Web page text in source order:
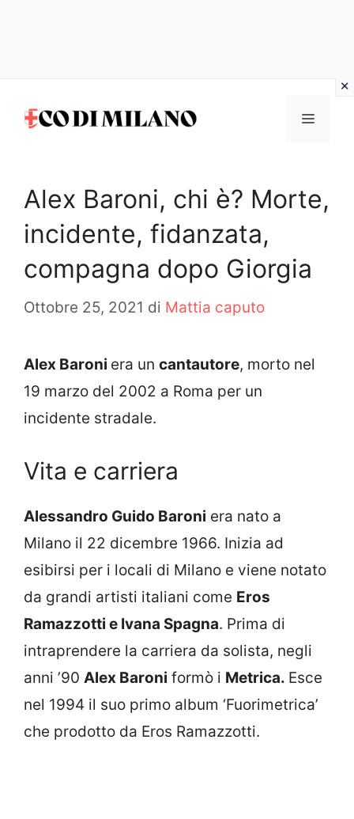
MENU
Alex Baroni, chi è? Morte,
incidente, fidanzata,
compagna dopo Giorgia
Ottobre 25, 2021 di Mattia caputo
Alex Baroni era un cantautore, morto nel
19 marzo del 2002 a Roma per un
incidente stradale.
Vita e carriera
Alessandro Guido Baroni era nato a
Milano il 22 dicembre 1966. Inizia ad
esibirsi per i locali di Milano e viene notato
da grandi artisti italiani come Eros
Ramazzotti e Ivana Spagna. Prima di
intraprendere la carriera da solista, negli
anni ’90 Alex Baroni formò i Metrica. Esce
nel 1994 il suo primo album ‘Fuorimetrica’
che prodotto da Eros Ramazzotti.